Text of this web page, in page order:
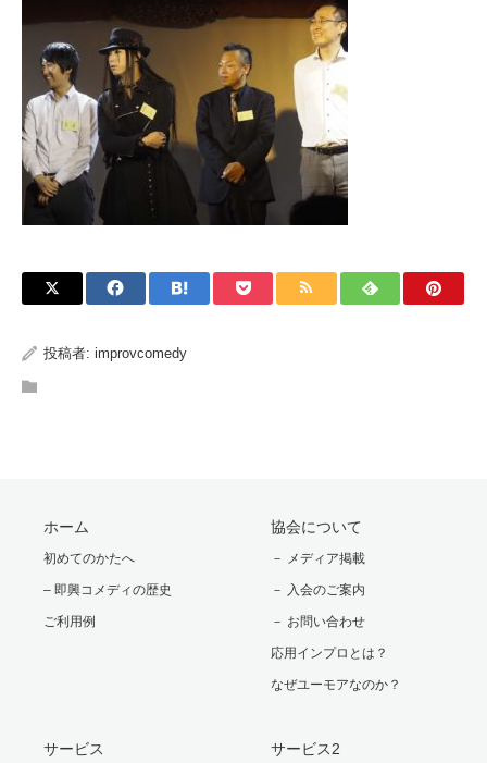
投稿者: improvcomedy
ホーム
初めてのかたへ
– 即興コメディの歴史
ご利用例
協会について
－ メディア掲載
－ 入会のご案内
－ お問い合わせ
応用インプロとは？
なぜユーモアなのか？
サービス サービス2